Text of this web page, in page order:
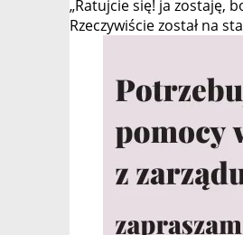
„Ratujcie się! ja zostaję,
Rzeczywiście został na